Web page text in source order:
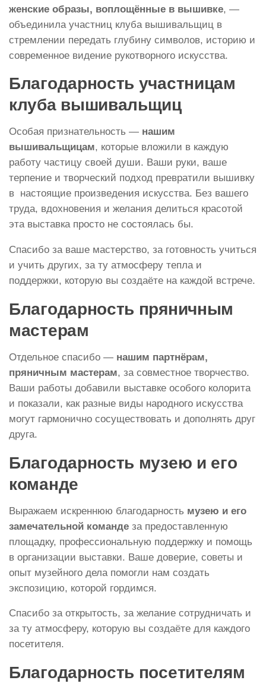
женские образы, воплощённые в вышивке, —
объединила участниц клуба вышивальщиц в
стремлении передать глубину символов, историю и
современное видение рукотворного искусства.
Благодарность участницам
клуба вышивальщиц
Особая признательность — нашим
вышивальщицам, которые вложили в каждую
работу частицу своей души. Ваши руки, ваше
терпение и творческий подход превратили вышивку
в настоящие произведения искусства. Без вашего
труда, вдохновения и желания делиться красотой
эта выставка просто не состоялась бы.
Спасибо за ваше мастерство, за готовность учиться
и учить других, за ту атмосферу тепла и
поддержки, которую вы создаёте на каждой встрече.
Благодарность пряничным
мастерам
Отдельное спасибо — нашим партнёрам,
пряничным мастерам, за совместное творчество.
Ваши работы добавили выставке особого колорита
и показали, как разные виды народного искусства
могут гармонично сосуществовать и дополнять друг
друга.
Благодарность музею и его
команде
Выражаем искреннюю благодарность музею и его
замечательной команде за предоставленную
площадку, профессиональную поддержку и помощь
в организации выставки. Ваше доверие, советы и
опыт музейного дела помогли нам создать
экспозицию, которой гордимся.
Спасибо за открытость, за желание сотрудничать и
за ту атмосферу, которую вы создаёте для каждого
посетителя.
Благодарность посетителям